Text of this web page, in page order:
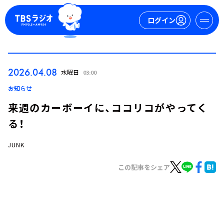
ログイン
2026.04.08 水曜日 03:00
お知らせ
来週のカーボーイに、ココリコがやってく
る！
JUNK
この記事をシェア